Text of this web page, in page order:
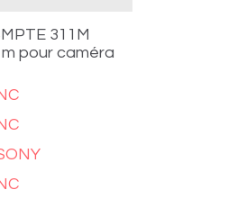
311M
pour caméra